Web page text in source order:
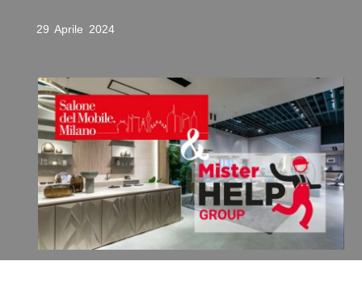
29 Aprile 2024